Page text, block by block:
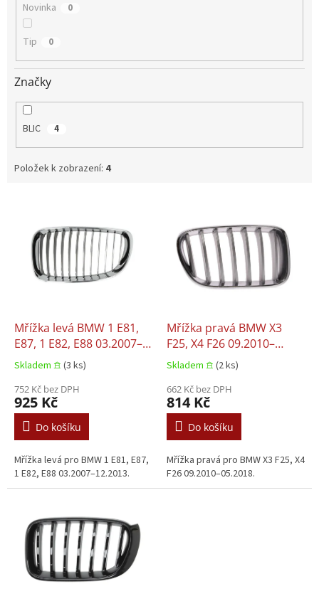
Novinka 0
Tip 0
Značky
BLIC 4
Položek k zobrazení: 4
ů
Mřížka levá BMW 1 E81,
E87, 1 E82, E88 03.2007–
12.2013
Skladem 𖠿 (3 ks)
752 Kč bez DPH
925 Kč
Do košíku
Mřížka levá pro BMW 1 E81, E87,
1 E82, E88 03.2007–12.2013.
Mřížka pravá BMW X3
F25, X4 F26 09.2010–
05.2018
Skladem 𖠿 (2 ks)
662 Kč bez DPH
814 Kč
Do košíku
Mřížka pravá pro BMW X3 F25, X4
F26 09.2010–05.2018.